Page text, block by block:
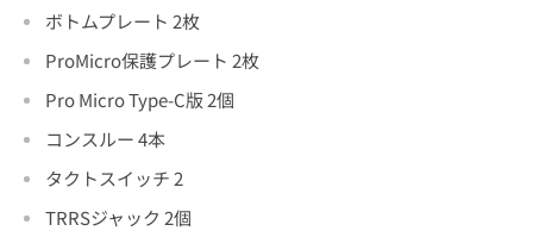
ボトムプレート 2枚
ProMicro保護プレート 2枚
Pro Micro Type-C版2個
コンスルー 4本
タクトスイッチ 2
TRRSジャック 2個